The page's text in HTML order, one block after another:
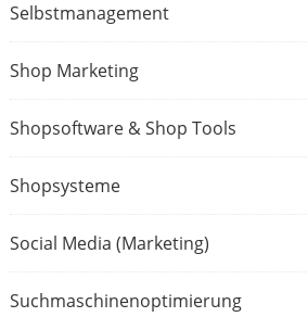
Selbstmanagement
Shop Marketing
Shopsoftware & Shop Tools
Shopsysteme
Social Media (Marketing)
Suchmaschinenoptimierung